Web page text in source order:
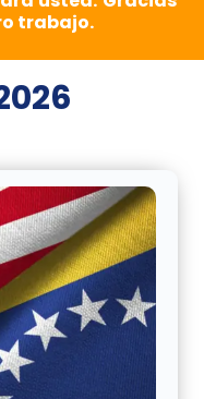
trabajo.